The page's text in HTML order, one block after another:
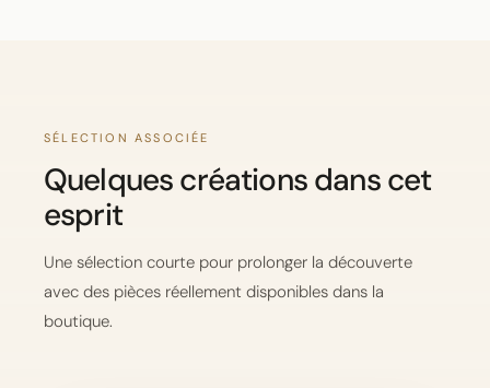
SÉLECTION ASSOCIÉE
Quelques créations dans cet
esprit
Une sélection courte pour prolonger la découverte
avec des pièces réellement disponibles dans la
boutique.